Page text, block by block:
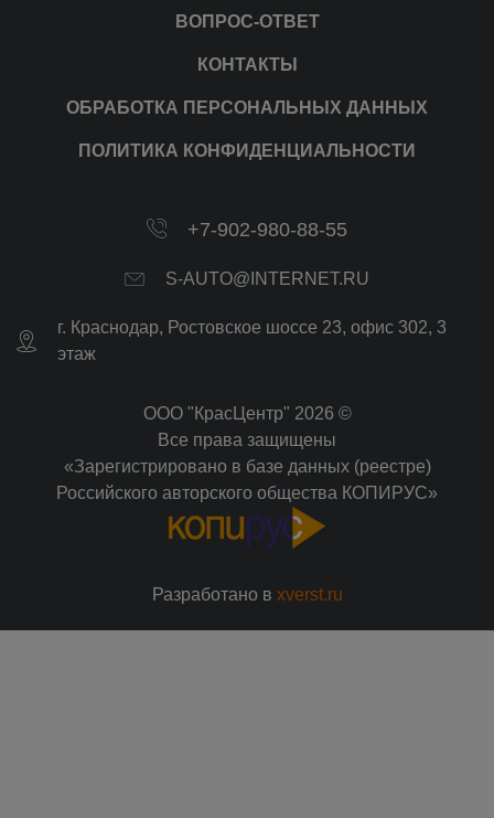
ВОПРОС-ОТВЕТ
КОНТАКТЫ
ОБРАБОТКА ПЕРСОНАЛЬНЫХ ДАННЫХ
ПОЛИТИКА КОНФИДЕНЦИАЛЬНОСТИ
+7-902-980-88-55
S-AUTO@INTERNET.RU
г. Краснодар, Ростовское шоссе 23, офис 302, 3
этаж
ООО "КрасЦентр" 2026 ©
Все права защищены
«Зарегистрировано в базе данных (реестре)
Российского авторского общества КОПИРУС»
Разработано в xverst.ru